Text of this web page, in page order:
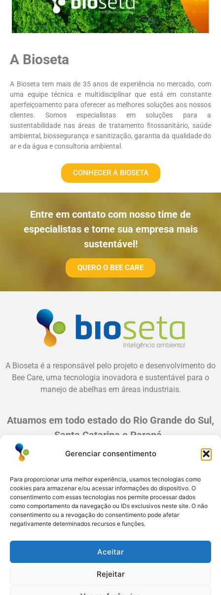
Gerenciar consentimento
Para proporcionar uma melhor experiência, usamos tecnologias como
cookies para armazenar e/ou acessar informações do dispositivo. O
consentimento com essas tecnologias nos permite processar dados
como comportamento da navegação ou IDs exclusivos neste site. O não
consentimento ou a revogação do consentimento pode afetar
negativamente determinados recursos e funções.
Aceitar
Rejeitar
A Bioseta
A Bioseta tem mais de 35 anos de experiência no mercado, com
uma equipe técnica e multidisciplinar que está em constante
aperfeiçoamento para oferecer as melhores soluções aos nossos
clientes. Somos especialistas em soluções para a
sustentabilidade nas áreas de tratamento fitossanitário, saúde
ambiental, biossegurança e sanitização, garantia da qualidade do
ar e da água e consultoria ambiental.
CONHECER A BIOSETA
Entre em contato com nosso time de
especialistas e torne sua empresa mais
sustentável!
QUERO O BEE CARE
A Bioseta é a responsável pelo projeto e desenvolvimento do
Bee Care, uma tecnologia inovadora e sustentável para o
manejo de abelhas em áreas industriais.
Atuamos em todo estado do Rio Grande do Sul,
Santa Catarina e Paraná.
Esteio/RS: (51) 3396-6161
Paraná: (41) 3542-2773
Santa Catarina: (47) 3170-3560